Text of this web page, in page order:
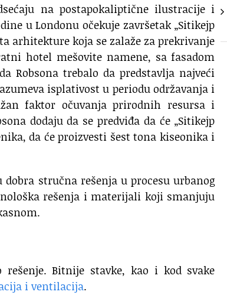
na postapokaliptične ilustracije i
u Londonu očekuje završetak „Sitikejp
arhitekture koja se zalaže za prekrivanje
hotel mešovite namene, sa fasadom
Robsona trebalo da predstavlja najveći
isplativost u periodu održavanja i
faktor očuvanja prirodnih resursa i
dodaju da se predviđa da će „Sitikejp
da će proizvesti šest tona kiseonika i
stručna rešenja u procesu urbanog
rešenja i materijali koji smanjuju
rešenje.Bitnije stavke, kao i kod svake
i ventilacija.